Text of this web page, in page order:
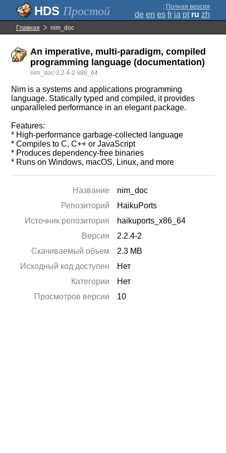
Простой ; Полная версия
de en es fr ja pt ru zh
Главная nim_doc
An imperative, multi-paradigm, compiled
programming language (documentation)
nim_doc-2.2.4-2-x86_64
Nim is a systems and applications programming
language. Statically typed and compiled, it provides
unparalleled performance in an elegant package.
Features:
* High-performance garbage-collected language
* Compiles to C, C++ or JavaScript
* Produces dependency-free binaries
* Runs on Windows, macOS, Linux, and more
Название
nim_doc
Репозиторий
HaikuPorts
Источник репозитория
haikuports_x86_64
Версия
2.2.4-2
Скачиваемый объем
2.3 MB
Исходный код доступен
Нет
Категории
Нет
Просмотров версии
10